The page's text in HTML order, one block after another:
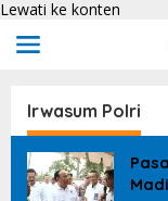
Lewati ke konten
Irwasum Polri